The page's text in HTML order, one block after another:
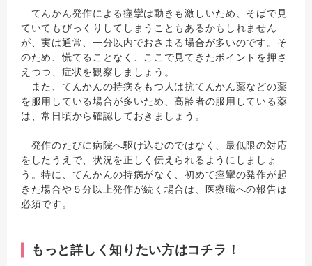
てんかん発作による痙攣は動きも激しいため、そばで見
ていてもびっくりしてしまうこともあるかもしれません
が、実は通常、一分以内でおさまる場合が多いのです。そ
のため、慌てることなく、ここで見てきたポイントを押さ
えつつ、症状を観察しましょう。
また、てんかんの持病をもつ人は抗てんかん薬などの薬
を服用している場合が多いため、高齢者の服用している薬
は、常日頃から確認しておきましょう。
発作のたびに病院へ駆け込むのではなく、最低限の対応
をしたうえで、状況を正しく伝えられるようにしましょ
う。特に、てんかんの持病がなく、初めて痙攣の発作が起
きた場合や５分以上発作が続く場合は、医療職への報告は
必須です。
もっと詳しく知りたい方はコチラ！